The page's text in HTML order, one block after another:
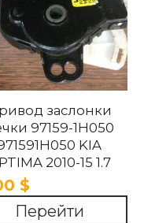
заслонки
97159-1H050
KIA
2010-15 1.7
$
Перейти